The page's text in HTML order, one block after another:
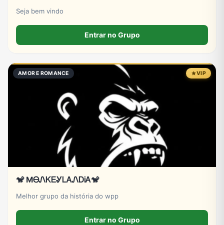
Seja bem vindo
Entrar no Grupo
AMOR E ROMANCE VIP
🐒 MᎾᏁᏦᎬᎽᏞᎪᏁᎠᎥᎪ🐒
Melhor grupo da história do wpp
Entrar no Grupo